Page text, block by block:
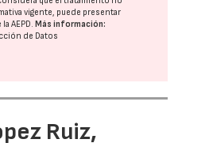
vigente, puede presentar
laAEPD.Más información:
de Datos
Ruiz,